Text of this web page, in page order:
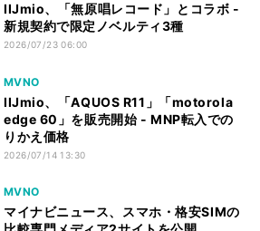
IIJmio、「無原唱レコード」とコラボ -
新規契約で限定ノベルティ3種
2026/07/23 06:00
MVNO
IIJmio、「AQUOS R11」「motorola
edge 60」を販売開始 - MNP転入での
りかえ価格
2026/07/14 13:30
MVNO
マイナビニュース、スマホ・格安SIMの